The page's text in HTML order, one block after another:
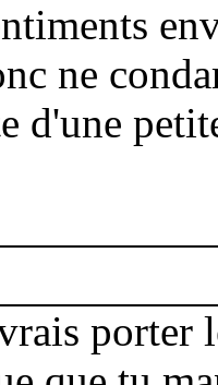
ne
d'une
porter